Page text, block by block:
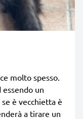
molto spesso.
un
è vecchietta è
a tirare un